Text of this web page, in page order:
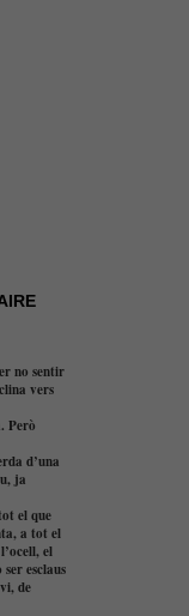
no sentir
vers
Però
d’una
ja
el que
a tot el
el
esclaus
de